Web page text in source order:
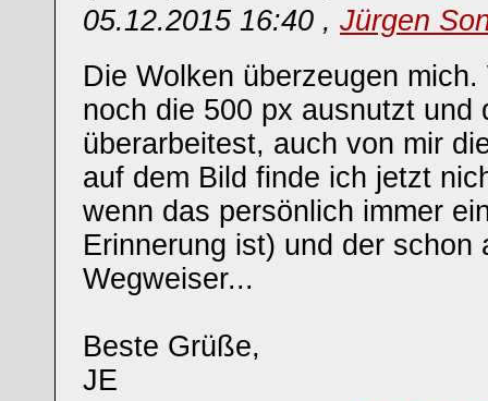
05.12.2015 16:40 , Jürgen
Die Wolken überzeugen
noch die 500 px ausnutzt und
überarbeitest, auch von mir
auf dem Bild finde ich jetzt
wenn das persönlich immer
Erinnerung ist) und der schon
Wegweiser...
Beste Grüße,
JE